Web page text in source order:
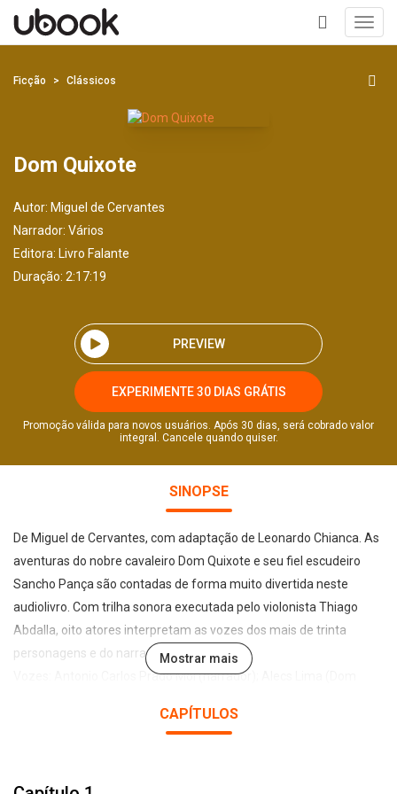
+
Ficção Clássicos
Dom Quixote
Autor: Miguel de Cervantes
Narrador: Vários
Editora: Livro Falante
Duração: 2:17:19
PREVIEW
EXPERIMENTE 30 DIAS GRÁTIS
Promoção válida para novos usuários. Após 30 dias, será cobrado valor
integral. Cancele quando quiser.
SINOPSE
De Miguel de Cervantes, com adaptação de Leonardo Chianca. As
aventuras do nobre cavaleiro Dom Quixote e seu fiel escudeiro
Sancho Pança são contadas de forma muito divertida neste
audiolivro. Com trilha sonora executada pelo violonista Thiago
Abdalla, oito atores interpretam as vozes dos mais de trinta
personagens e do narrador da história.
Vozes: Antonio Carlos Prado Mói (narrador); Alecs Lima (Dom
Cristiana Galvão (primeira donzela, sobrinha Dolores, criada do
Mostrar mais
CAPÍTULOS